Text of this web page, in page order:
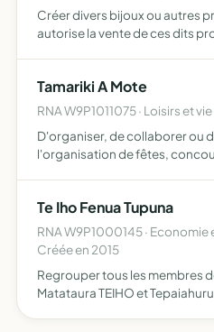
Créer divers bijoux ou autres
autorise la vente de ces dits
Tamariki A Mote
RNA W9P1011075 · Loisirs et
D'organiser, de collaborer ou
l'organisation de fêtes,
Te Iho Fenua Tupuna
RNA W9P1000145 ·
Créée en 2015
Regrouper tous les membres
Matataura TEIHO et